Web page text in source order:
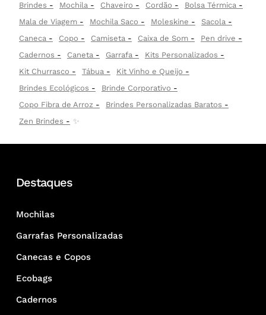
Brindes Mochila Chaveiro Cordão
Bolsa Térmica
Mala de Viagem
Mochila Saco Moleskine
Sacola
Caneca
Copo Camiseta Caixa de Som
Pen drive
Cadernos
Caneta Garrafa
Kits Personalizados
Kit Churrasco
Tábua
Kit Vinho e Queijo
Brindes Ecológicos
Brinde Corporativo
Copo Fibra de Arroz
Brindes Personalizadas Baratos
Zen Brindes
✨
Destaques
Mochilas
Garrafas Personalizadas
Canecas e Copos
Ecobags
Cadernos